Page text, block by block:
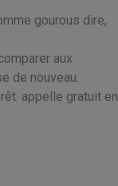
gourous dire,
aux
de nouveau.
appelle gratuit en